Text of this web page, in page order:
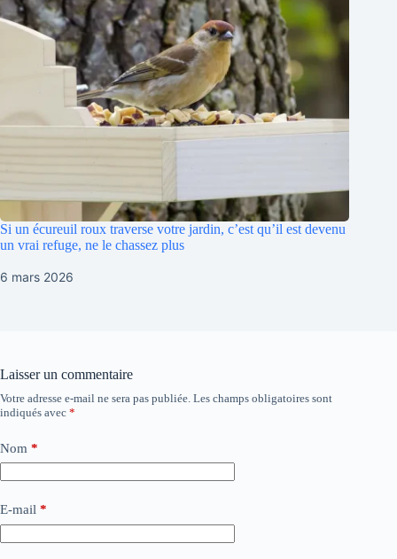
Si un écureuil roux traverse votre jardin, c’est qu’il est devenu
un vrai refuge, ne le chassez plus
6 mars 2026
Laisser un commentaire
Votre adresse e-mail ne sera pas publiée. Les champs obligatoires sont
indiqués avec *
Nom *
E-mail *